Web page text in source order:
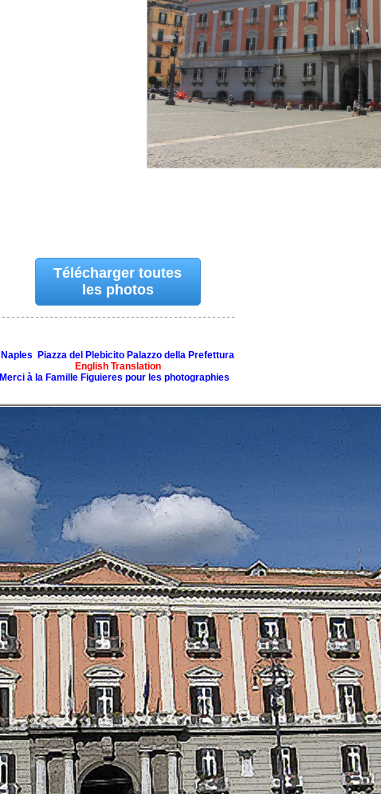
Télécharger toutes
les photos
Naples Piazza del Plebicito Palazzo della Prefettura
English Translation
Merci à la Famille Figuieres pour les photographies